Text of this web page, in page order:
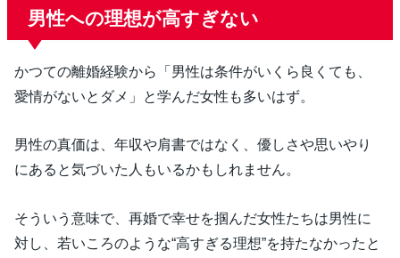
男性への理想が高すぎない
かつての離婚経験から「男性は条件がいくら良くても、
愛情がないとダメ」と学んだ女性も多いはず。
男性の真価は、年収や肩書ではなく、優しさや思いやり
にあると気づいた人もいるかもしれません。
そういう意味で、再婚で幸せを掴んだ女性たちは男性に
対し、若いころのような“高すぎる理想”を持たなかったと